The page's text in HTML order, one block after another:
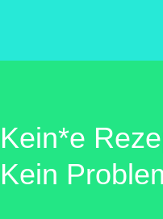
Kein*e
Kein